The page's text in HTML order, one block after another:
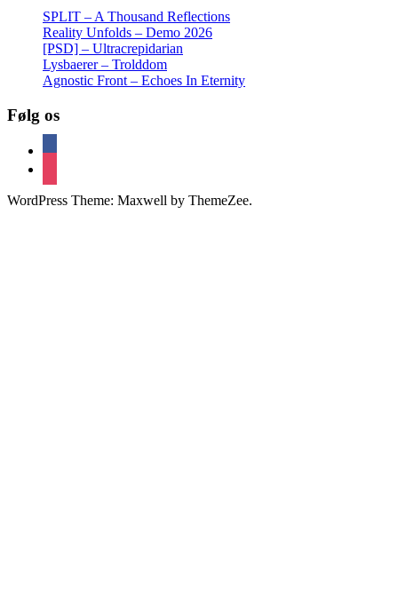
SPLIT – A Thousand Reflections
Reality Unfolds – Demo 2026
[PSD] – Ultracrepidarian
Lysbaerer – Trolddom
Agnostic Front – Echoes In Eternity
Følg os
WordPress Theme: Maxwell by ThemeZee.